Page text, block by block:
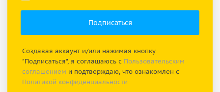
Создавая аккаунт и/или нажимая кнопку
"Подписаться", я соглашаюсь с Пользовательским
соглашением и подтверждаю, что ознакомлен с
Политикой конфиденциальности